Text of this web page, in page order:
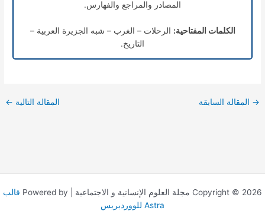
المصادر والمراجع والفهارس.
الكلمات المفتاحية: الرحلات – الغرب – شبه الجزيرة العربية –
التاريخ.
→ المقالة السابقة المقالة التالية ←
Copyright © 2026 مجلة العلوم الإنسانية و الاجتماعية | Powered by
قالب
Astra للووردبريس